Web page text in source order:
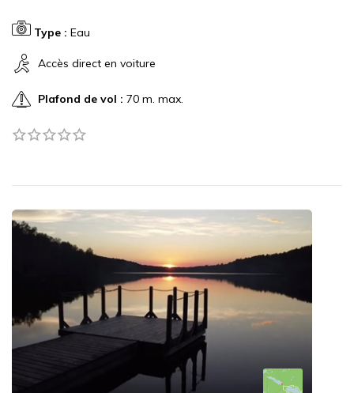
Type : Eau
Accès direct en voiture
Plafond de vol : 70 m. max.